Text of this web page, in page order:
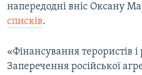
напередодні вніс Оксану
списків.
«Фінансування терористів
Заперечення російської